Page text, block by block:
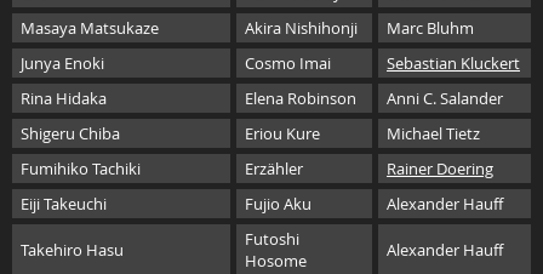
Masaya Matsukaze
Akira Nishihonji
Marc Bluhm
Junya Enoki
Cosmo Imai
Sebastian Kluckert
Rina Hidaka
Elena Robinson
Anni C. Salander
Shigeru Chiba
Eriou Kure
Michael Tietz
Fumihiko Tachiki
Erzähler
Rainer Doering
Eiji Takeuchi
Fujio Aku Alexander Hauff
Takehiro Hasu
Futoshi
Hosome
Alexander Hauff